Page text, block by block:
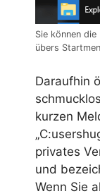
Sie können die
übers
Daraufhin
kurzen
privates
und
Wenn Sie